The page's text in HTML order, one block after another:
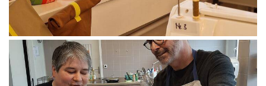
Limiter l'arrêt d'une action grâce à une
participation immédiate au centre de jour pour
adultes et réorganiser autant que possible les
objectifs sur le travail. On tient compte de l'état
de santé spécifique de la personne.